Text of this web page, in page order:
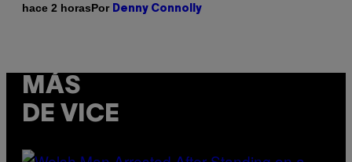
hace 2 horasPor Denny Connolly
MÁS
DE VICE